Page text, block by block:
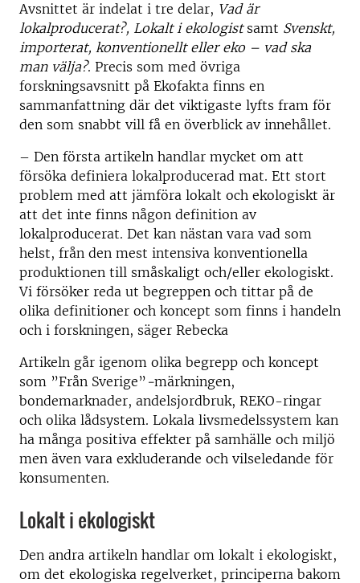
Avsnittet är indelat i tre delar, Vad är
lokalproducerat?, Lokalt i ekologistsamt Svenskt,
importerat, konventionellt eller eko – vad ska
man välja?. Precis som med övriga
forskningsavsnitt på Ekofakta finns en
sammanfattning där det viktigaste lyfts fram för
den som snabbt vill få en överblick av innehållet.
– Den första artikeln handlar mycket om att
försöka definiera lokalproducerad mat. Ett stort
problem med att jämföra lokalt och ekologiskt är
att det inte finns någon definition av
lokalproducerat. Det kan nästan vara vad som
helst, från den mest intensiva konventionella
produktionen till småskaligt och/eller ekologiskt.
Vi försöker reda ut begreppen och tittar på de
olika definitioner och koncept som finns i handeln
och i forskningen, säger Rebecka
Artikeln går igenom olika begrepp och koncept
som ”Från Sverige” -märkningen,
bondemarknader, andelsjordbruk, REKO-ringar
och olika lådsystem. Lokala livsmedelssystem kan
ha många positiva effekter på samhälle och miljö
men även vara exkluderande och vilseledande för
konsumenten.
Lokalt i ekologiskt
Den andra artikeln handlar om lokalt i ekologiskt,
om det ekologiska regelverket, principerna bakom